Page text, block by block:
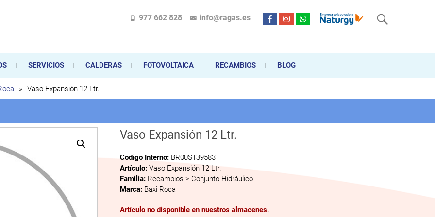
en la instalación, comercialización y mantenimiento de gas y electricidad desde hace más de 20 años . Acompañamos al cliente
aparatos de gas, climatización o electrodomésticos, desde el asesoramiento personalizado en la venta, montaje y reparación, hasta la
977 662 828 info@ragas.es
SERVICIOS CALDERAS FOTOVOLTAICA RECAMBIOS BLOG
» Vaso Expansión 12 Ltr.
Vaso Expansión 12 Ltr.
Código Interno: BR00S139583
Artículo:Vaso Expansión 12 Ltr.
Familia: Recambios > Conjunto Hidráulico
Marca: Baxi Roca
Artículo no disponible en nuestros almacenes.